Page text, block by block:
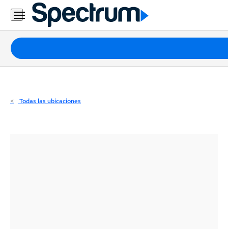
Residencial
Business
Paquetes
Internet
Todas las ubicaciones